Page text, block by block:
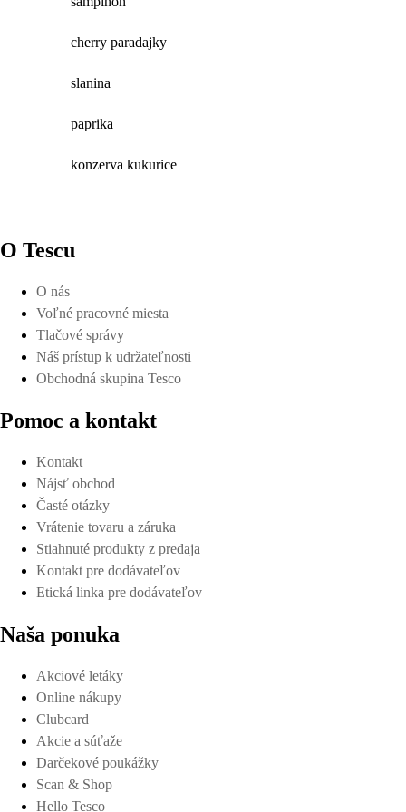
cherry paradajky
slanina
paprika
konzerva kukurice
O Tescu
O nás
Voľné pracovné miesta
Tlačové správy
Náš prístup k udržateľnosti
Obchodná skupina Tesco
Pomoc a kontakt
Kontakt
Nájsť obchod
Časté otázky
Vrátenie tovaru a záruka
Stiahnuté produkty z predaja
Kontakt pre dodávateľov
Etická linka pre dodávateľov
Naša ponuka
Akciové letáky
Online nákupy
Clubcard
Akcie a súťaže
Darčekové poukážky
Scan & Shop
Hello Tesco